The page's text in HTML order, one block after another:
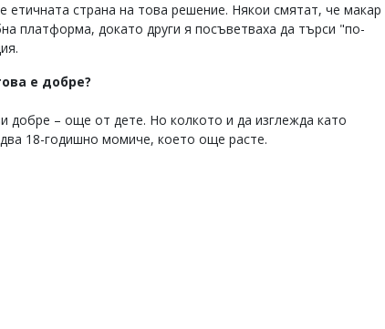
страна на това решение. Някои смятат, че макар
платформа, докато други я посъветваха да търси "по-
е добре?
добре – още от дете. Но колкото и да изглежда като
18-годишно момиче, което още расте.